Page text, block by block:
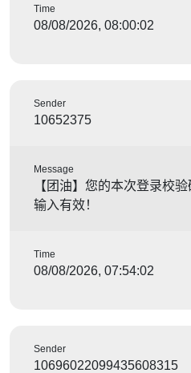
Time
08/08/2026, 08:00:02
Sender
10652375
Message
【团油】您的本次登录校
输入有效！
Time
08/08/2026, 07:54:02
Sender
10696022099435608315